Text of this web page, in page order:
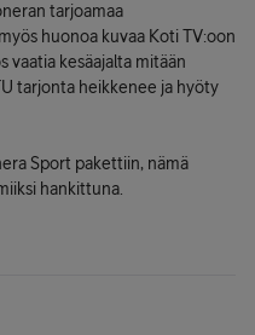
tarjoamaa
huonoa kuvaa Koti TV:oon
vaatia kesäajalta mitään
tarjonta heikkenee ja hyöty
Sport pakettiin, nämä
hankittuna.